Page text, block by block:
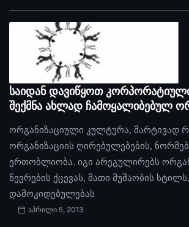
საიდან დავიწყოთ
შექმნა ახლად ჩამოყალიბებულ
ორგანიზაციული კულტურა, მარტივად
ორგანიზაციის ღირებულებების,
ერთობლიობა. იგი არეგულირებს
წევრების ქცევას, მათი მუშაობის სტილს,
დამოკიდებულებას
აპრილი 5, 2013